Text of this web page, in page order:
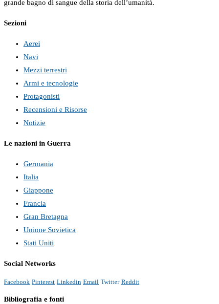
grande bagno di sangue della storia dell’umanità.
Sezioni
Aerei
Navi
Mezzi terrestri
Armi e tecnologie
Protagonisti
Recensioni e Risorse
Notizie
Le nazioni in Guerra
Germania
Italia
Giappone
Francia
Gran Bretagna
Unione Sovietica
Stati Uniti
Social Networks
Facebook Pinterest Linkedin Email Twitter Reddit
Bibliografia e fonti